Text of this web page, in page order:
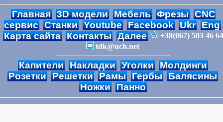
Главная 3D модели Мебель Фрезы CNC
сервис Станки Youtube Facebook Ukr Eng
Карта сайта Контакты Далее
+38(067) 503 46 64
tdk@uch.net
Капители Накладки Уголки Молдинги
Розетки Решетки Рамы Гербы Балясины
Ножки Панно